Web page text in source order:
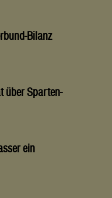
Bilanz
über Sparten-
ein